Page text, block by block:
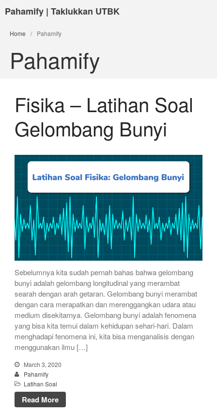
Pahamify | Taklukkan UTBK
Home / Pahamify
Pahamify
Fisika – Latihan Soal
Gelombang Bunyi
Sebelumnya kita sudah pernah bahas bahwa gelombang
bunyi adalah gelombang longitudinal yang merambat
searah dengan arah getaran. Gelombang bunyi merambat
dengan cara merapatkan dan merenggangkan udara atau
medium disekitarnya. Gelombang bunyi adalah fenomena
yang bisa kita temui dalam kehidupan sehari-hari. Dalam
menghadapi fenomena ini, kita bisa menganalisis dengan
menggunakan ilmu […]
March 3, 2020
Pahamify
Latihan Soal
Read More